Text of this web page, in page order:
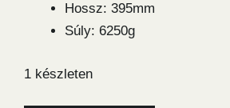
Hossz: 395mm
Súly: 6250g
1 készleten